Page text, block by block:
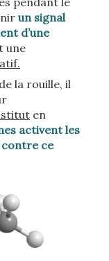
un signal
d’une
une
la rouille, il
en
activent les
contre ce